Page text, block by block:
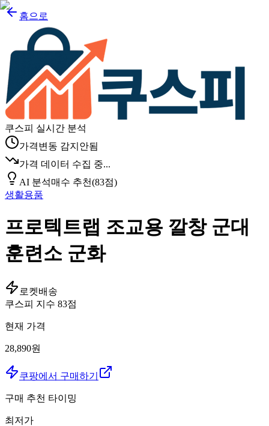
홈으로
쿠스피 실시간 분석
가격변동 감지안됨
가격 데이터 수집 중...
AI 분석매수 추천(83점)
생활용품
프로텍트랩 조교용 깔창 군대
훈련소 군화
로켓배송
쿠스피 지수 83점
현재 가격
28,890원
쿠팡에서 구매하기
구매 추천 타이밍
최저가